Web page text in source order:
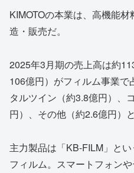
KIMOTOの本業は、高機能
造・販売だ。
2025年3月期の売上高は約
106億円）がフィルム事業
タルツイン（約3.8億円）、
円）、その他（約2.6億円）
主力製品は「KB-FILM」と
フィルム。スマートフォン